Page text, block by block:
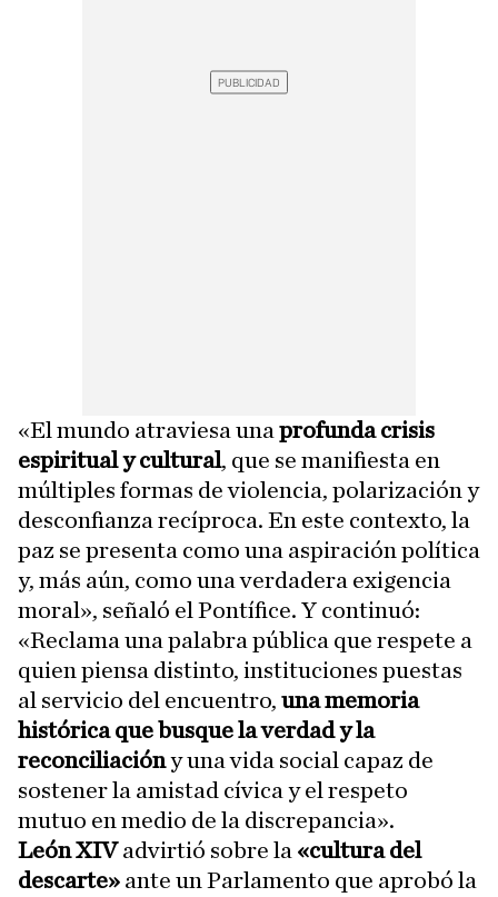
«El mundo atraviesa una profunda crisis
espiritual y cultural, que se manifiesta en
múltiples formas de violencia, polarización y
desconfianza recíproca. En este contexto, la
paz se presenta como una aspiración política
y, más aún, como una verdadera exigencia
moral», señaló el Pontífice. Y continuó:
«Reclama una palabra pública que respete a
quien piensa distinto, instituciones puestas
al servicio del encuentro, una memoria
histórica que busque la verdad y la
reconciliacióny una vida social capaz de
sostener la amistad cívica y el respeto
mutuo en medio de la discrepancia».
León XIVadvirtió sobre la «cultura del
descarte» ante un Parlamento que aprobó la